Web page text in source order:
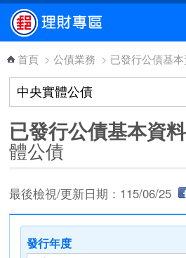
跳到主要內容區塊
首頁 > 公債業務 > 已發行公債基
已發行公債基本資
體公債
最後檢視/更新日期：115/06/25
發行年度